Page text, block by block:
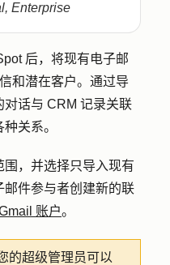
Enterprise
后，将现有电子邮
和潜在客户。通过导
对话与 CRM 记录关联
关系。
，并选择只导入现有
件参与者创建新的联
账户。
的超级管理员可以